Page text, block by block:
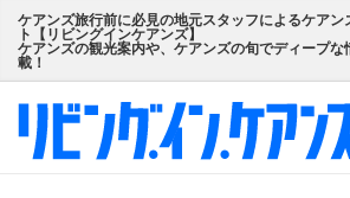
ケアンズ旅行前に必見の地元スタッフによるケアン
ト【リビングインケアンズ】
ケアンズの観光案内や、ケアンズの旬でディープな
載！